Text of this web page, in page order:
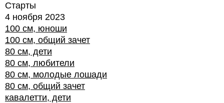
Старты
4 ноября 2023
100 см, юноши
100 см, общий зачет
80 см, дети
80 см, любители
80 см, молодые лошади
80 см, общий зачет
кавалетти, дети